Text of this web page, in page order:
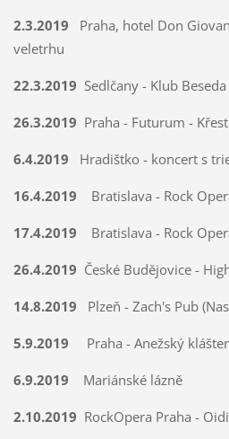
2.3.2019 Praha, hotel Don
veletrhu
22.3.2019 Sedlčany - Klub
26.3.2019 Praha - Futurum -
6.4.2019 Hradištko - koncert s
16.4.2019 Bratislava - Rock
17.4.2019 Bratislava - Rock
26.4.2019 České Budějovice -
14.8.2019 Plzeň - Zach's Pub
5.9.2019 Praha - Anežský
6.9.2019 Mariánské lázně
2.10.2019 RockOpera Praha -